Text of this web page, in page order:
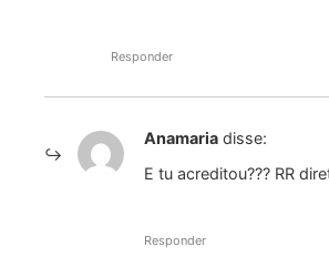
Responder
Anamaria disse:
E tu acreditou??? RR
Responder